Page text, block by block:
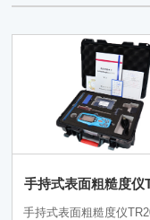
手持式表面粗糙度仪
手持式表面粗糙度仪